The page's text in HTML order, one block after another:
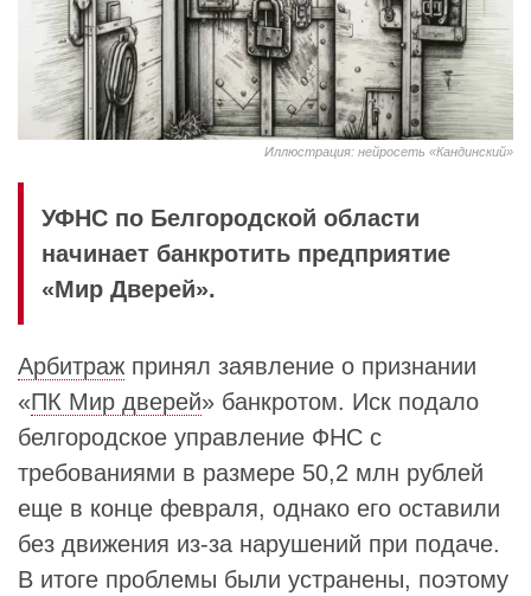
Иллюстрация: нейросеть «Кандинский»
УФНС по Белгородской области
начинает банкротить предприятие
«Мир Дверей».
Арбитраж принял заявление о признании
«ПК Мир дверей» банкротом. Иск подало
белгородское управление ФНС с
требованиями в размере 50,2 млн рублей
еще в конце февраля, однако его оставили
без движения из-за нарушений при подаче.
В итоге проблемы были устранены, поэтому